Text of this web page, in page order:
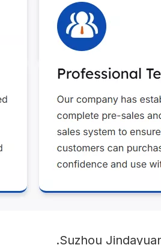
Suzhou